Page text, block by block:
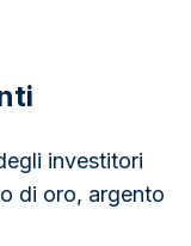
investitori
di oro, argento